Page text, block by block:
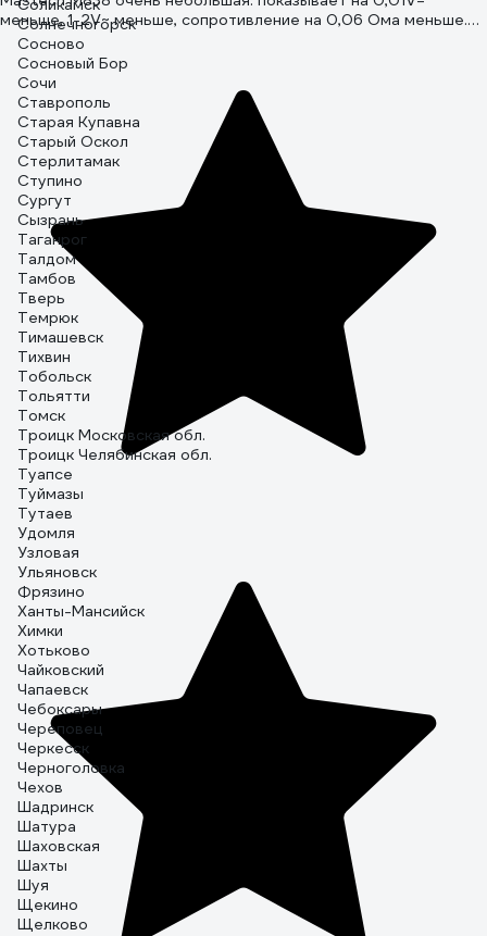
меньше, 1-2V~ меньше, сопротивление на 0,06 Ома меньше.
Собственно, сам тестер не врет, причина занижения
показаний - провода, с щупами от Maste
Соликамск
Солнечногорск
Сосново
Сосновый Бор
Сочи
Ставрополь
Старая Купавна
Старый Оскол
Стерлитамак
Ступино
Сургут
Сызрань
Таганрог
Талдом
Тамбов
Тверь
Темрюк
Тимашевск
Тихвин
Тобольск
Тольятти
Томск
Троицк Московская обл.
Троицк Челябинская обл.
Туапсе
Туймазы
Тутаев
Удомля
Узловая
Ульяновск
Фрязино
Ханты-Мансийск
Химки
Хотьково
Чайковский
Чапаевск
Чебоксары
Череповец
Черкесск
Черноголовка
Чехов
Шадринск
Шатура
Шаховская
Шахты
Шуя
Щекино
Щелково